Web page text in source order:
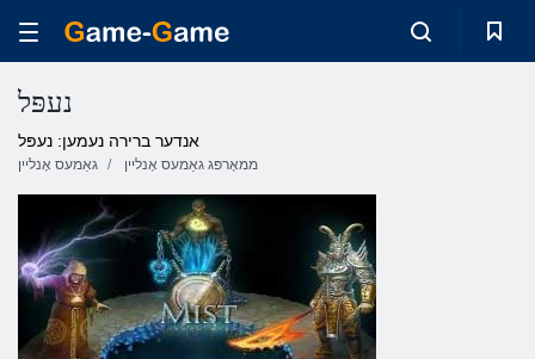
נעפּל
אנדער ברירה נעמען: נעפּל
גאַמעס אָנליין ממאָרפּג גאַמעס אָנליין